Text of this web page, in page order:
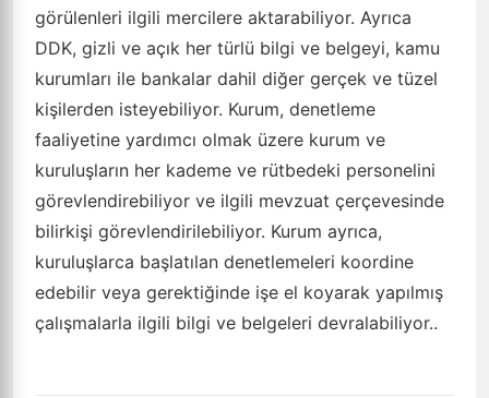
görülenleri ilgili mercilere aktarabiliyor. Ayrıca
DDK, gizli ve açık her türlü bilgi ve belgeyi, kamu
kurumları ile bankalar dahil diğer gerçek ve tüzel
kişilerden isteyebiliyor. Kurum, denetleme
faaliyetine yardımcı olmak üzere kurum ve
kuruluşların her kademe ve rütbedeki personelini
görevlendirebiliyor ve ilgili mevzuat çerçevesinde
bilirkişi görevlendirilebiliyor. Kurum ayrıca,
kuruluşlarca başlatılan denetlemeleri koordine
edebilir veya gerektiğinde işe el koyarak yapılmış
çalışmalarla ilgili bilgi ve belgeleri devralabiliyor..